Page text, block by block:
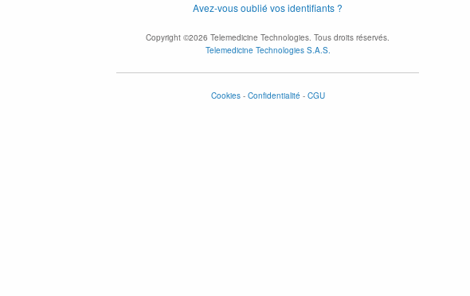
Avez-vous oublié vos identifiants ?
Copyright ©2026 Telemedicine Technologies. Tous droits réservés.
Telemedicine Technologies S.A.S.
Cookies- Confidentialité - CGU